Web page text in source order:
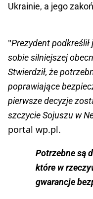
Ukrainie, a jego
"Prezydent
sobie silniejszej
Stwierdził, że
poprawiające
pierwsze decyzje
szczycie Sojuszu w
portal wp.pl.
Potrzebne są
które w
gwarancje